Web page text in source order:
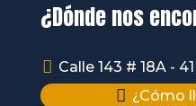
¿Dónde nos
 Calle 143 # 18A -
 ¿Cómo